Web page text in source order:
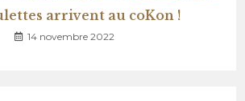
arrivent au coKon !
14 novembre 2022